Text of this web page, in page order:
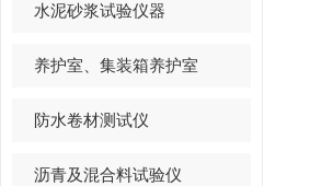
水泥砂浆试验仪器
养护室、集装箱养护室
防水卷材测试仪
沥青及混合料试验仪